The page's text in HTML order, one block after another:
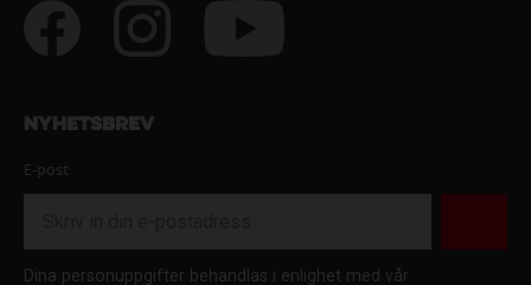
Nyhetsbrev
E-post
Dina personuppgifter behandlas i enlighet med vår